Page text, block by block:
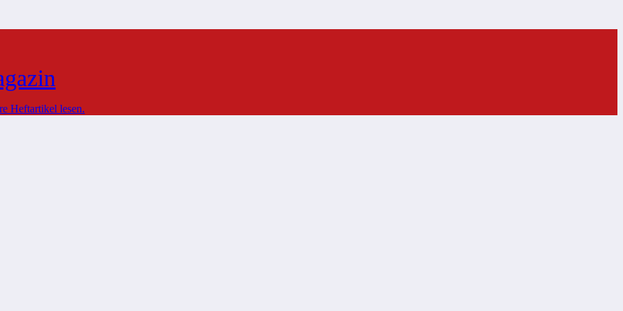
Heftartikel lesen.